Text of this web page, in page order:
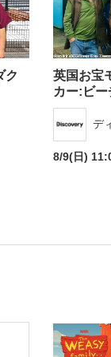
ク
英国お宝
カー:ビ
デ
8/9(日)